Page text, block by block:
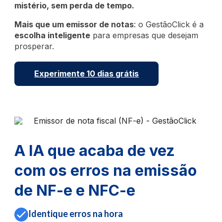
mistério, sem perda de tempo.
Mais que um emissor de notas: o GestãoClick é a
escolha inteligente para empresas que desejam
prosperar.
Experimente 10 dias grátis
A IA que acaba de vez
com os erros na emissão
de NF-e e NFC-e
Identique erros na hora